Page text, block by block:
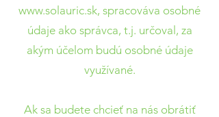
www.solauric.sk, spracováva osobné
údaje ako správca, t.j. určoval, za
akým účelom budú osobné údaje
využívané.
Ak sa budete chcieť na nás obrátiť